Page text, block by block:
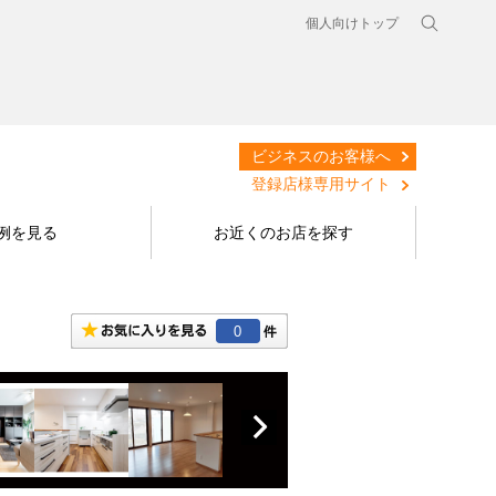
個人向けトップ
ビジネスのお客様へ
登録店様専用サイト
を見る お近くのお店を探す
0